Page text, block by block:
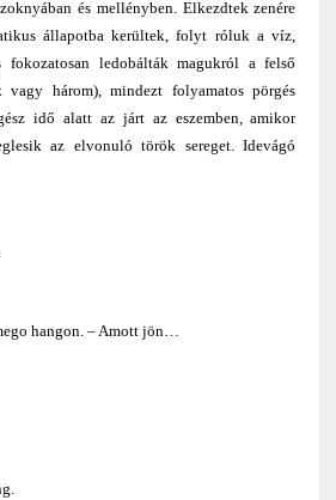
és mellényben. Elkezdtek zenére
állapotba kerültek, folyt róluk a víz,
fokozatosan ledobálták magukról a felső
három), mindezt folyamatos pörgés
idő alatt az járt az eszemben, amikor
az elvonuló török sereget. Idevágó
hangon. – Amott jön…